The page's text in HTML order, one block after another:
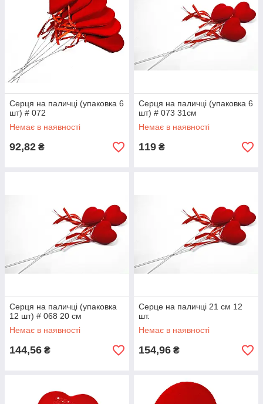
Серця на паличці (упаковка 6
шт) # 072
Немає в наявності
92,82 ₴
Серця на паличці (упаковка 6
шт) # 073 31см
Немає в наявності
119 ₴
Серця на паличці (упаковка
12 шт) # 068 20 см
Немає в наявності
144,56 ₴
Серце на паличці 21 см 12
шт.
Немає в наявності
154,96 ₴